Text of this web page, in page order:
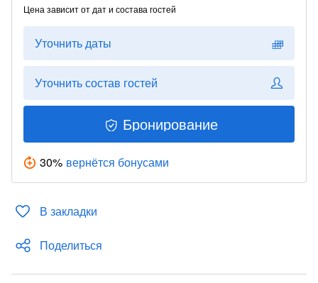
Цена зависит от дат и состава гостей
Уточнить даты
Уточнить состав гостей
Бронирование
30% вернётся бонусами
В закладки
Поделиться